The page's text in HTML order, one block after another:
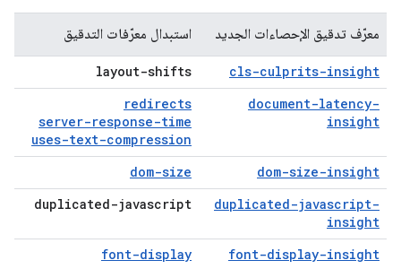
معرّف تدقيق الإحصاءات الجديد استبدال معرّفات التدقيق
cls-culprits-insight
layout-shifts
document-latency-
insight
redirects
server-response-time
uses-text-compression
dom-size-insight
dom-size
duplicated-javascript-
insight
duplicated-javascript
font-display-insight
font-display